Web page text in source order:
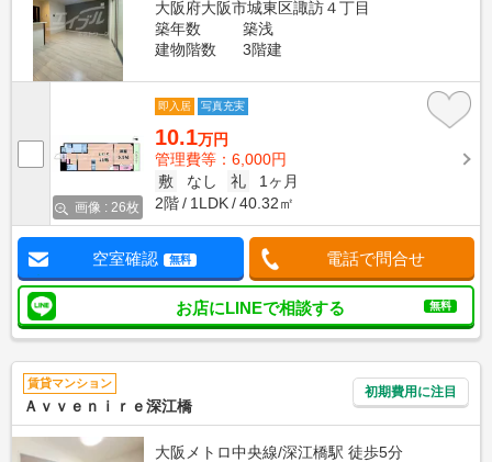
大阪府大阪市城東区諏訪４丁目
築年数
築浅
建物階数
3階建
画像 : 26枚
即入居 写真充実
10.1万円
管理費等：6,000円
敷
なし 礼
1ヶ月
2階
1LDK 40.32㎡
空室確認 無料 電話で問合せ
お店にLINEで相談する 無料
賃貸マンション
Ａｖｖｅｎｉｒｅ深江橋
初期費用に注目
大阪メトロ中央線/深江橋駅 徒歩5分